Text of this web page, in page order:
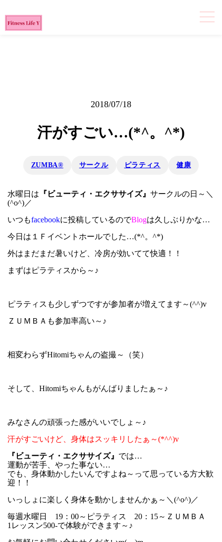
2018/07/18
汗がすごい…(*^。^*)
ZUMBA® サークル ピラティス 健康
水曜日は 『ビューティ・エクササイズ』 サークルの日～＼
(^o^)／
いつもfacebookに投稿しているのでBlogは久しぶりかな…
今日は１Ｆイベントホールでした…(*^。^*)
外はまだまだ暑いけど、冷房が効いてて快適！！
まずはピラティスから～♪
ピラティスも少しずつですが参加者が増えてます～(^^)v
ＺＵＭＢＡも参加率高い～♪
相変わらずHitomiちゃんの盗撮～（笑）
そして、Hitomiちゃんもがんばりましたぁ～♪
みなさんの頑張った感がいいでしょ～♪
汗がすごいけど、身体はスッキリしたぁ～(*^^)v
『ビューティ・エクササイズ』 では…
運動が苦手、やった事ない…
でも、身体動かしたいんですよね～って思っている方大歓
迎！！
いっしょに楽しく身体を動かしませんかぁ～＼(^o^)／
毎週水曜日 19：00～ピラティス 20：15～ＺＵＭＢＡ
1レッスン500-で体験ができます～♪